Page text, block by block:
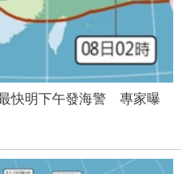
快明下午發海警 專家曝